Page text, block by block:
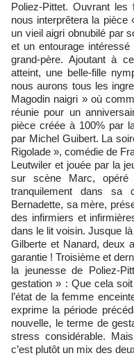
Poliez-Pittet. Ouvrant les
nous interprêtera la pièce
un vieil aigri obnubilé par
et un entourage
grand-père. Ajoutant à
atteint, une belle-fille
nous aurons tous les
Magodin naigri » où
réunie pour un
pièce créée à 100% par
par Michel Guibert. La
Rigolade », comédie de
Leutwiler et jouée par la
sur scène Marc, opéré
tranquilement dans sa
Bernadette, sa mère,
des infirmiers et
dans le lit voisin. Jusque
Gilberte et Nanard, deux
garantie ! Troisième et
la jeunesse de Poliez-
gestation » : Que cela
l’état de la femme
exprime la période
nouvelle, le terme de
stress considérable.
c’est plutôt un mix des